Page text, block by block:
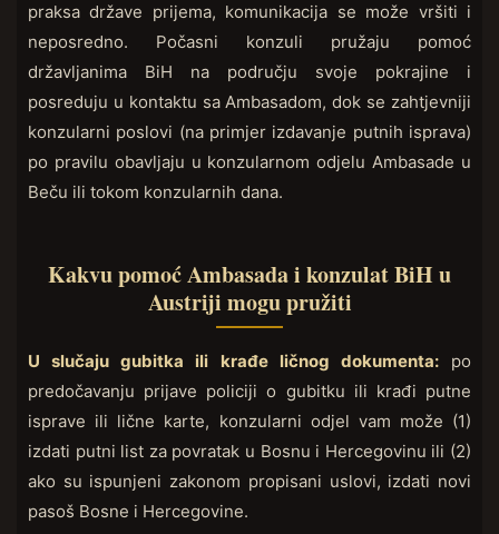
praksa države prijema, komunikacija se može vršiti i
neposredno. Počasni konzuli pružaju pomoć
državljanima BiH na području svoje pokrajine i
posreduju u kontaktu sa Ambasadom, dok se zahtjevniji
konzularni poslovi (na primjer izdavanje putnih isprava)
po pravilu obavljaju u konzularnom odjelu Ambasade u
Beču ili tokom konzularnih dana.
Kakvu pomoć Ambasada i konzulat BiH u
Austriji mogu pružiti
U slučaju gubitka ili krađe ličnog dokumenta:po
predočavanju prijave policiji o gubitku ili krađi putne
isprave ili lične karte, konzularni odjel vam može (1)
izdati putni list za povratak u Bosnu i Hercegovinu ili (2)
ako su ispunjeni zakonom propisani uslovi, izdati novi
pasoš Bosne i Hercegovine.